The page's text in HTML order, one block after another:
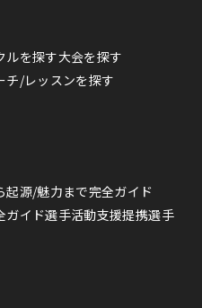
ルを探す大会を探す
チ/レッスンを探す
起源/魅力まで完全ガイド
ガイド選手活動支援提携選手